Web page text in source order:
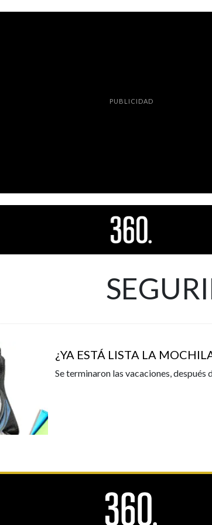
PUBLICIDAD
¿YA ESTÁ LISTA LA
Se terminaron las vacaciones, después